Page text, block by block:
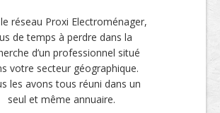
réseau Proxi Electroménager,
de temps à perdre dans la
d’un professionnel situé
votre secteur géographique.
les avons tous réuni dans un
seul et même annuaire.